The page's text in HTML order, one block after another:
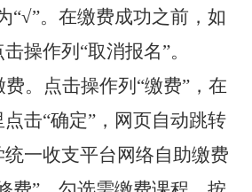
“√”。在缴费成功之前，如
操作列“取消报名”。
。点击操作列“缴费”，在
击“确定”，网页自动跳转
一收支平台网络自助缴费